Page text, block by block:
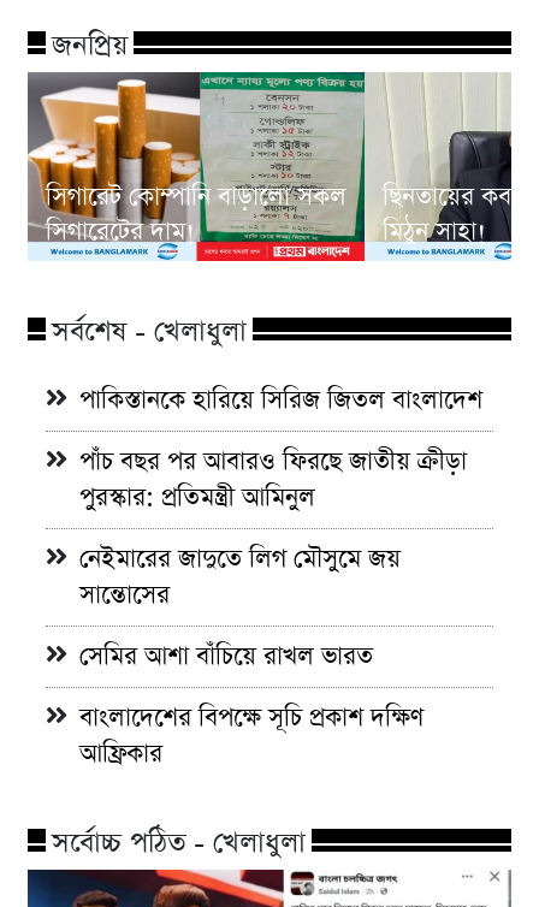
জনপ্রিয়
সিগারেট কোম্পানি বাড়ালো সকল
সিগারেটের দাম!
ছিনতায়ের
মিঠুন সাহা!
সর্বশেষ - খেলাধুলা
পাকিস্তানকে হারিয়ে সিরিজ জিতল বাংলাদেশ
পাঁচ বছর পর আবারও ফিরছে জাতীয় ক্রীড়া
পুরস্কার: প্রতিমন্ত্রী আমিনুল
নেইমারের জাদুতে লিগ মৌসুমে জয়
সান্তোসের
সেমির আশা বাঁচিয়ে রাখল ভারত
বাংলাদেশের বিপক্ষে সূচি প্রকাশ দক্ষিণ
আফ্রিকার
সর্বোচ্চ পঠিত - খেলাধুলা